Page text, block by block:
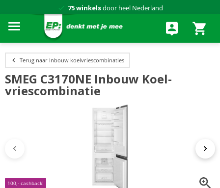
Achteraf betalen via Klarna
Terug naar Inbouw koelvriescombinaties
SMEG C3170NE Inbouw Koel-
vriescombinatie
100,- cashback!